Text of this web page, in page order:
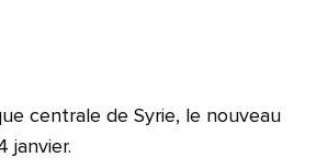
centrale de Syrie, le nouveau
janvier.